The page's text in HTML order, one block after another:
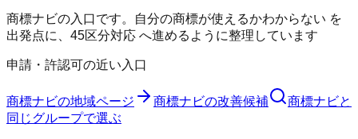
商標ナビの入口です。自分の商標が使えるかわからない を
出発点に、45区分対応 へ進めるように整理しています
申請・許認可の近い入口
商標ナビの地域ページ 商標ナビの改善候補 商標ナビと
同じグループで選ぶ